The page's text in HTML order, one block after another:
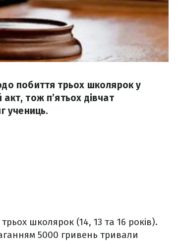
побиття трьох школярок у
тож п’ятьох дівчат
учениць.
школярок (14, 13 та 16 років).
5000 гривень тривали